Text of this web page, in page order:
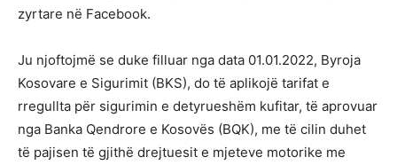
zyrtare në Facebook.
Ju njoftojmë se duke filluar nga data 01.01.2022, Byroja
Kosovare e Sigurimit (BKS), do të aplikojë tarifat e
rregullta për sigurimin e detyrueshëm kufitar, të aprovuar
nga Banka Qendrore e Kosovës (BQK), me të cilin duhet
të pajisen të gjithë drejtuesit e mjeteve motorike me